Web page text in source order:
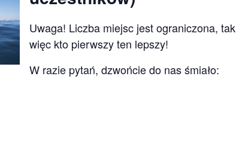
Uwaga! Liczba miejsc jest ograniczona, tak
więc kto pierwszy ten lepszy!
W razie pytań, dzwońcie do nas śmiało: